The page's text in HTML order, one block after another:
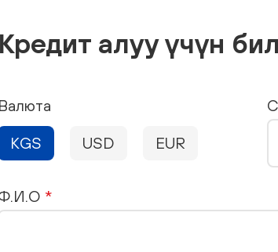
Кредит алуу үчүн
Валюта
KGS USD EUR
*